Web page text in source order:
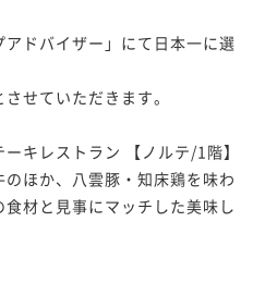
ドバイザー」にて日本一に選
せていただきます。
キレストラン 【ノルテ/1階】
ほか、八雲豚・知床鶏を味わ
材と見事にマッチした美味し